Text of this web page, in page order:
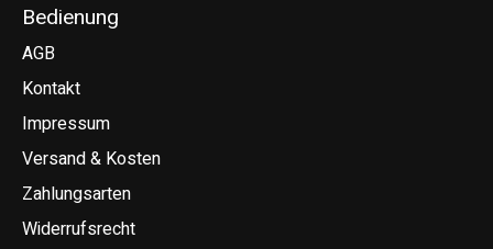
Bedienung
AGB
Kontakt
Impressum
Versand & Kosten
Zahlungsarten
Widerrufsrecht